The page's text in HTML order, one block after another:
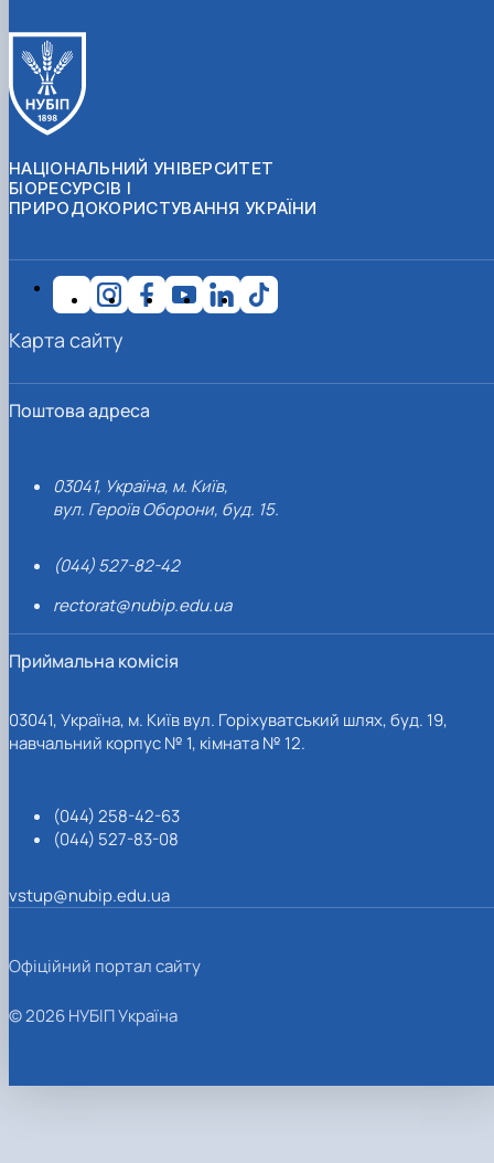
НАЦІОНАЛЬНИЙ УНІВЕРСИТЕТ
БІОРЕСУРСІВ І
ПРИРОДОКОРИСТУВАННЯ УКРАЇНИ
Поштова адреса
03041, Україна, м. Київ,
вул. Героїв Оборони, буд. 15.
(044) 527-82-42
rectorat@nubip.edu.ua
Приймальна комісія
03041, Україна, м. Київ вул. Горіхуватський шлях, буд. 19,
навчальний корпус № 1, кімната № 12.
(044) 258-42-63
(044) 527-83-08
vstup@nubip.edu.ua
Карта сайту
Офіційний портал сайту
© 2026 НУБІП Україна